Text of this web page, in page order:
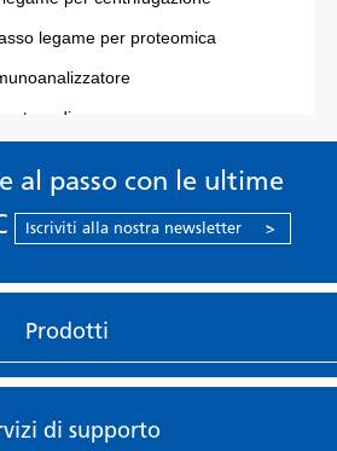
al passo con le ultime
Iscriviti alla nostra newsletter >
Prodotti
di supporto